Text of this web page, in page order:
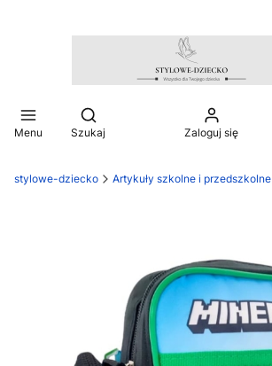
Menu
Otwórz wyszukiwarkę
Szukaj Zaloguj się
stylowe-dziecko Artykuły szkolne i przedszkolne